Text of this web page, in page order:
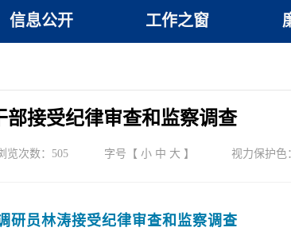
信息公开 工作之窗
部接受纪律审查和监察调查
览次数： 505 字号【 小 中 大 】 视力保护色
研员林涛接受纪律审查和监察调查